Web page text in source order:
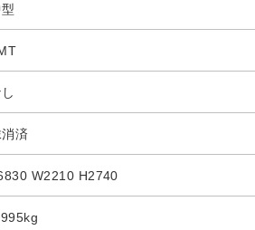
済
W2210 H2740